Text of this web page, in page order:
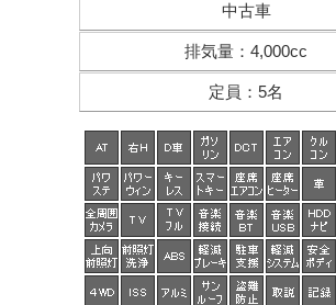
中古車
排気量 ： 4,000cc
定員 ： 5名